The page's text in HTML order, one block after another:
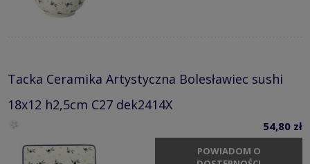
Tacka Ceramika Artystyczna Bolesławiec sushi
18x12 h2,5cm C27 dek2414X
54,80 zł
POWIADOM O